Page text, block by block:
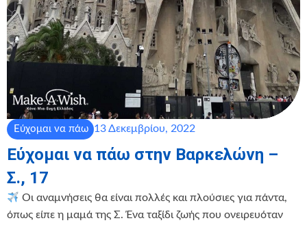
Εύχομαι να πάω 13 Δεκεμβρίου, 2022
Εύχομαι να πάω στην Βαρκελώνη –
Σ., 17
Οι αναμνήσεις θα είναι πολλές και πλούσιες για πάντα,
όπως είπε η μαμά της Σ. Ένα ταξίδι ζωής που ονειρευόταν